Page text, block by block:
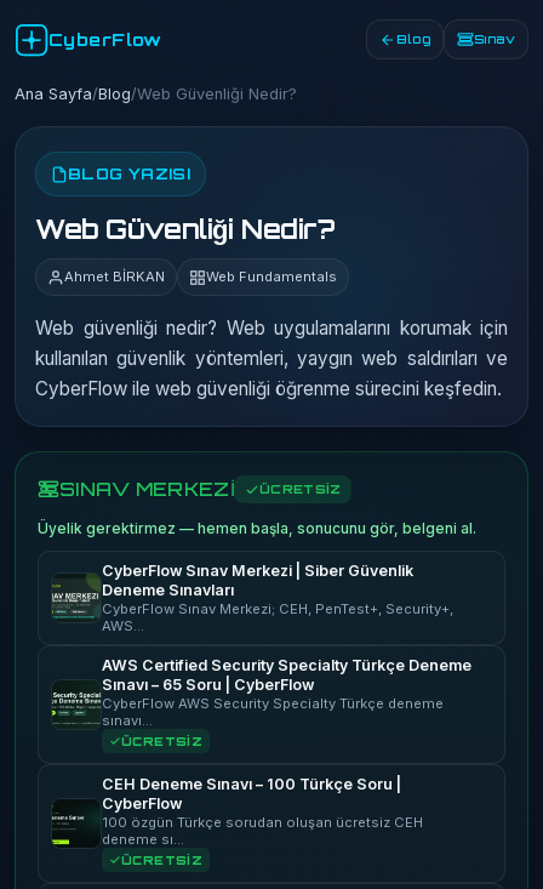
CyberFlow Blog Sınav
Ana Sayfa/Blog/Web Güvenliği Nedir?
BLOG YAZISI
Web Güvenliği Nedir?
Ahmet BİRKAN Web Fundamentals
Web güvenliği nedir? Web uygulamalarını korumak için
kullanılan güvenlik yöntemleri, yaygın web saldırıları ve
CyberFlow ile web güvenliği öğrenme sürecini keşfedin.
SINAV MERKEZİ ÜCRETSİZ
Üyelik gerektirmez — hemen başla, sonucunu gör, belgeni al.
CyberFlow Sınav Merkezi | Siber Güvenlik
Deneme Sınavları
CyberFlow Sınav Merkezi; CEH, PenTest+, Security+,
AWS…
AWS Certified Security Specialty Türkçe Deneme
Sınavı – 65 Soru | CyberFlow
CyberFlow AWS Security Specialty Türkçe deneme
sınavı…
ÜCRETSİZ
CEH Deneme Sınavı – 100 Türkçe Soru |
CyberFlow
100 özgün Türkçe sorudan oluşan ücretsiz CEH
deneme sı…
ÜCRETSİZ